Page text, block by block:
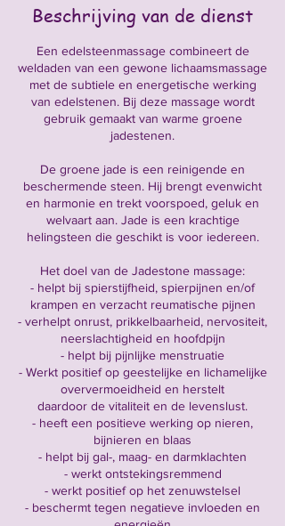
Beschrijving van de dienst
Een edelsteenmassage combineert de
weldaden van een gewone lichaamsmassage
met de subtiele en energetische werking
van edelstenen. Bij deze massage wordt
gebruik gemaakt van warme groene
jadestenen.
De groene jade is een reinigende en
beschermende steen. Hij brengt evenwicht
en harmonie en trekt voorspoed, geluk en
welvaart aan. Jade is een krachtige
helingsteen die geschikt is voor iedereen.
Het doel van de Jadestone massage:
- helpt bij spierstijfheid, spierpijnen en/of
krampen en verzacht reumatische pijnen
- verhelpt onrust, prikkelbaarheid, nervositeit,
neerslachtigheid en hoofdpijn
- helpt bij pijnlijke menstruatie
- Werkt positief op geestelijke en lichamelijke
oververmoeidheid en herstelt
daardoor de vitaliteit en de levenslust.
- heeft een positieve werking op nieren,
bijnieren en blaas
- helpt bij gal-, maag- en darmklachten
- werkt ontstekingsremmend
- werkt positief op het zenuwstelsel
- beschermt tegen negatieve invloeden en